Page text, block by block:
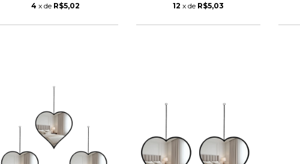
4 x de R$5,02 12 x de R$5,03